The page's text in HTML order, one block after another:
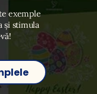
exemple
și stimula